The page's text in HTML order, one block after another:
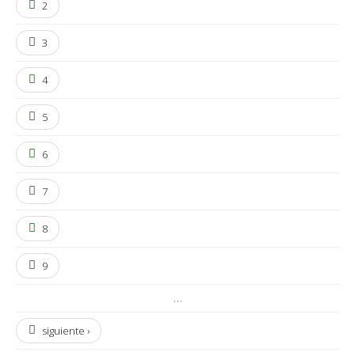
2
3
4
5
6
7
8
9
…
siguiente ›